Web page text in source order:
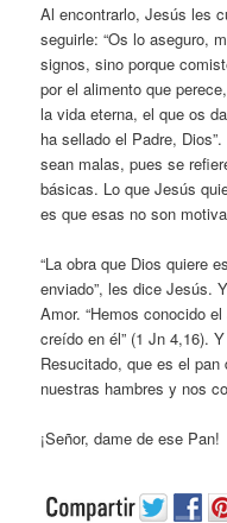
Al encontrarlo, Jesús les
seguirle: “Os lo aseguro,
signos, sino porque
por el alimento que
la vida eterna, el que os
ha sellado el Padre,
sean malas, pues se
básicas. Lo que Jesús
es que esas no son
“La obra que Dios quiere
enviado”, les dice Jesús.
Amor. “Hemos conocido
creído en él” (1 Jn 4,16).
Resucitado, que es el
nuestras hambres y nos
¡Señor, dame de ese Pan!